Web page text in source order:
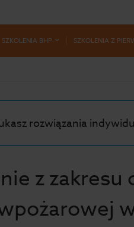
SZKOLENIA BHP SZKOLENIA Z
rozwiązania
z zakresu